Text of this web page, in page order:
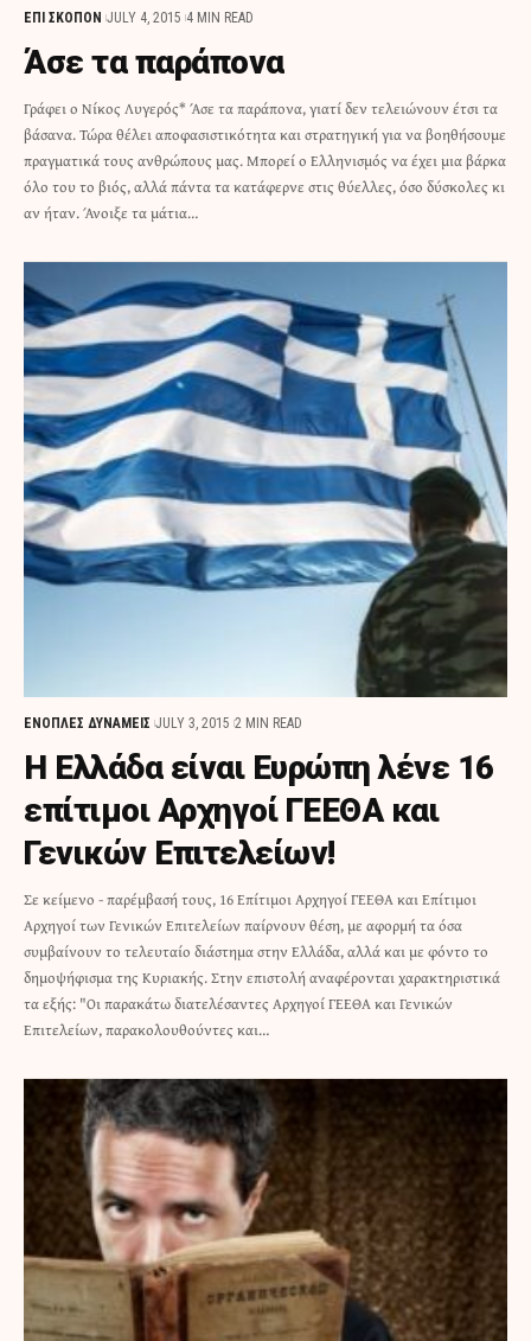
ΕΠΙ ΣΚΟΠΟΝ JULY 4, 2015 4 MIN READ
Άσε τα παράπονα
Γράφει ο Νίκος Λυγερός* Άσε τα παράπονα, γιατί δεν τελειώνουν έτσι τα
βάσανα. Τώρα θέλει αποφασιστικότητα και στρατηγική για να βοηθήσουμε
πραγματικά τους ανθρώπους μας. Μπορεί ο Ελληνισμός να έχει μια βάρκα
όλο του το βιός, αλλά πάντα τα κατάφερνε στις θύελλες, όσο δύσκολες κι
αν ήταν. Άνοιξε τα μάτια…
ΕΝΟΠΛΕΣ ΔΥΝΑΜΕΙΣ JULY 3, 2015 2 MIN READ
Η Ελλάδα είναι Ευρώπη λένε 16
επίτιμοι Αρχηγοί ΓΕΕΘΑ και
Γενικών Επιτελείων!
Σε κείμενο - παρέμβασή τους, 16 Επίτιμοι Αρχηγοί ΓΕΕΘΑ και Επίτιμοι
Αρχηγοί των Γενικών Επιτελείων παίρνουν θέση, με αφορμή τα όσα
συμβαίνουν το τελευταίο διάστημα στην Ελλάδα, αλλά και με φόντο το
δημοψήφισμα της Κυριακής. Στην επιστολή αναφέρονται χαρακτηριστικά
τα εξής: "Οι παρακάτω διατελέσαντες Αρχηγοί ΓΕΕΘΑ και Γενικών
Επιτελείων, παρακολουθούντες και…